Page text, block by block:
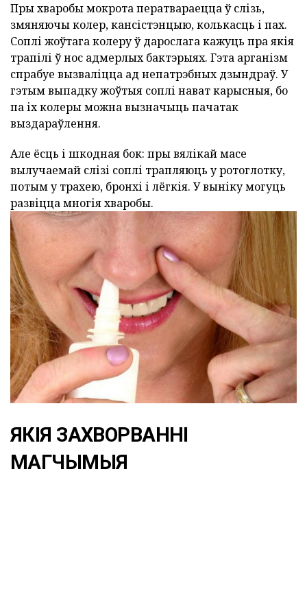
Пры хваробы мокрота ператвараецца ў слізь,
змяняючы колер, кансістэнцыю, колькасць і пах.
Соплі жоўтага колеру ў дарослага кажуць пра якія
трапілі ў нос адмерлых бактэрыях. Гэта арганізм
спрабуе вызваліцца ад непатрэбных дзындраў. У
гэтым выпадку жоўтыя соплі нават карысныя, бо
па іх колеры можна вызначыць пачатак
выздараўлення.
Але ёсць і шкодная бок: пры вялікай масе
вылучаемай слізі соплі трапляюць у ротоглотку,
потым у трахею, бронхі і лёгкія. У выніку могуць
развіцца многія хваробы.
ЯКІЯ ЗАХВОРВАННІ
МАГЧЫМЫЯ